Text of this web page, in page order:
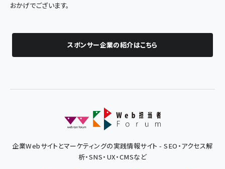
おかげでございます。
スポンサー企業の紹介はこちら
企業Webサイトとマーケティングの実践情報サイト - SEO・アクセス解
析・SNS・UX・CMSなど